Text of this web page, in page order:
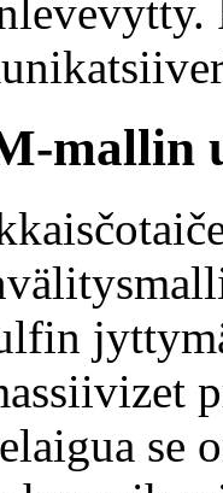
mallin
se